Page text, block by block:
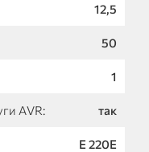
12,5
50
1
AVR: так
Е 220Е